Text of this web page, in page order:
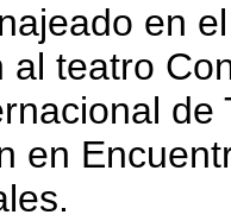
en
al teatro
de
en